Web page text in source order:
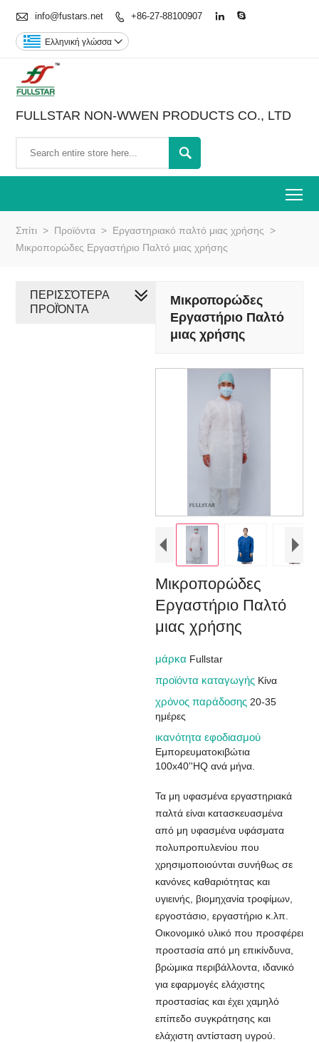
 info@fustars.net  +86-27-88100907  
Ελληνική γλώσσα 
FULLSTAR NON-WWEN PRODUCTS CO., LTD

Σπίτι > Προϊόντα > Εργαστηριακό παλτό μιας χρήσης >
Μικροπορώδες Εργαστήριο Παλτό μιας χρήσης
Μικροπορώδες
Εργαστήριο Παλτό
μιας χρήσης
Μικροπορώδες
Εργαστήριο Παλτό
μιας χρήσης
μάρκα Fullstar
προϊόντα καταγωγής Κίνα
χρόνος παράδοσης 20-35
ημέρες
ικανότητα εφοδιασμού
Εμπορευματοκιβώτια
100x40''HQ ανά μήνα.
Τα μη υφασμένα εργαστηριακά
παλτά είναι κατασκευασμένα
από μη υφασμένα υφάσματα
πολυπροπυλενίου που
χρησιμοποιούνται συνήθως σε
κανόνες καθαριότητας και
υγιεινής, βιομηχανία τροφίμων,
εργοστάσιο, εργαστήριο κ.λπ.
Οικονομικό υλικό που προσφέρει
προστασία από μη επικίνδυνα,
βρώμικα περιβάλλοντα, ιδανικό
για εφαρμογές ελάχιστης
προστασίας και έχει χαμηλό
επίπεδο συγκράτησης και
ελάχιστη αντίσταση υγρού.
ΠΕΡΙΣΣΌΤΕΡΑ
ΠΡΟΪΌΝΤΑ